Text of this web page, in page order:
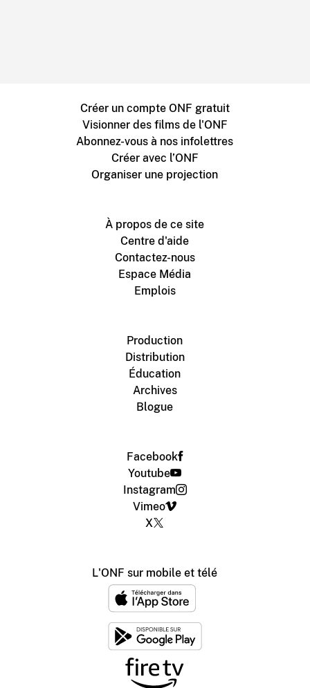
Créer un compte ONF gratuit
Visionner des films de l'ONF
Abonnez-vous à nos infolettres
Créer avec l’ONF
Organiser une projection
À propos de ce site
Centre d'aide
Contactez-nous
Espace Média
Emplois
Production
Distribution
Éducation
Archives
Blogue
Facebook
Youtube
Instagram
Vimeo
X
L'ONF sur mobile et télé